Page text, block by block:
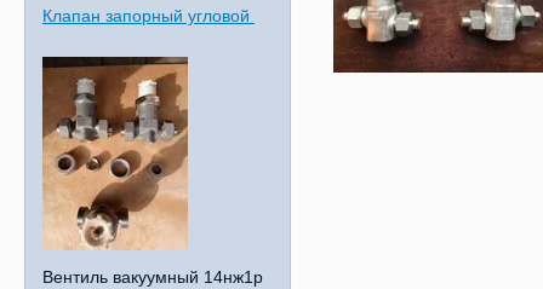
Клапан запорный угловой
Вентиль вакуумный 14нж1р